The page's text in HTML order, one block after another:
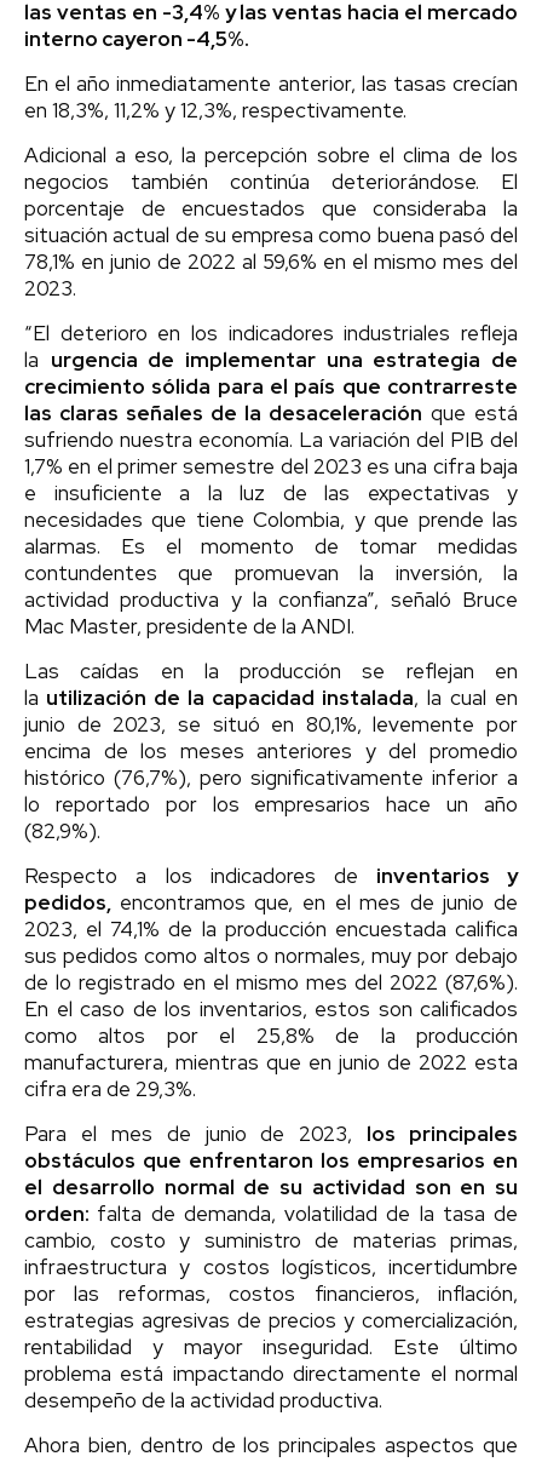
las ventas en -3,4% y las ventas hacia el mercado
interno cayeron -4,5%.
En el año inmediatamente anterior, las tasas crecían
en 18,3%, 11,2% y 12,3%, respectivamente.
Adicional a eso, la percepción sobre el clima de los
negocios también continúa deteriorándose. El
porcentaje de encuestados que consideraba la
situación actual de su empresa como buena pasó del
78,1% en junio de 2022 al 59,6% en el mismo mes del
2023.
“El deterioro en los indicadores industriales refleja
la urgencia de implementar una estrategia de
crecimiento sólida para el país que contrarreste
las claras señales de la desaceleración que está
sufriendo nuestra economía. La variación del PIB del
1,7% en el primer semestre del 2023 es una cifra baja
e insuficiente a la luz de las expectativas y
necesidades que tiene Colombia, y que prende las
alarmas. Es el momento de tomar medidas
contundentes que promuevan la inversión, la
actividad productiva y la confianza”, señaló Bruce
Mac Master, presidente de la ANDI.
Las caídas en la producción se reflejan en
la utilización de la capacidad instalada, la cual en
junio de 2023, se situó en 80,1%, levemente por
encima de los meses anteriores y del promedio
histórico (76,7%), pero significativamente inferior a
lo reportado por los empresarios hace un año
(82,9%).
Respecto a los indicadores de inventarios y
pedidos, encontramos que, en el mes de junio de
2023, el 74,1% de la producción encuestada califica
sus pedidos como altos o normales, muy por debajo
de lo registrado en el mismo mes del 2022 (87,6%).
En el caso de los inventarios, estos son calificados
como altos por el 25,8% de la producción
manufacturera, mientras que en junio de 2022 esta
cifra era de 29,3%.
Para el mes de junio de 2023, los principales
obstáculos que enfrentaron los empresarios en
el desarrollo normal de su actividad son en su
orden: falta de demanda, volatilidad de la tasa de
cambio, costo y suministro de materias primas,
infraestructura y costos logísticos, incertidumbre
por las reformas, costos financieros, inflación,
estrategias agresivas de precios y comercialización,
rentabilidad y mayor inseguridad. Este último
problema está impactando directamente el normal
desempeño de la actividad productiva.
Ahora bien, dentro de los principales aspectos que